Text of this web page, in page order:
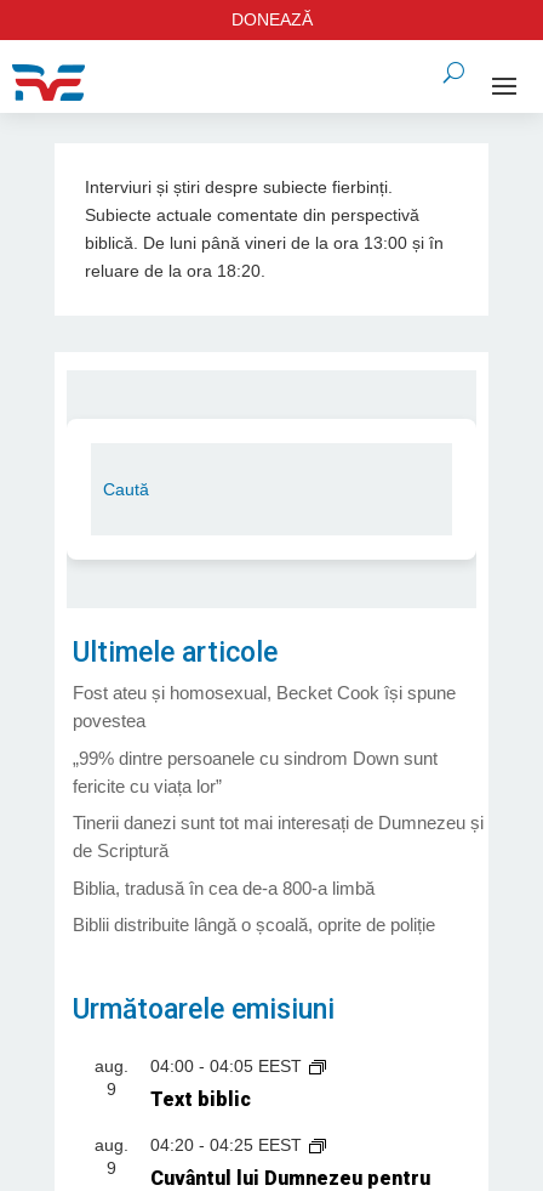
DONEAZĂ
Interviuri și știri despre subiecte fierbinți.
Subiecte actuale comentate din perspectivă
biblică. De luni până vineri de la ora 13:00 și în
reluare de la ora 18:20.
Ultimele articole
Fost ateu și homosexual, Becket Cook își spune
povestea
„99% dintre persoanele cu sindrom Down sunt
fericite cu viața lor”
Tinerii danezi sunt tot mai interesați de Dumnezeu și
de Scriptură
Biblia, tradusă în cea de-a 800-a limbă
Biblii distribuite lângă o școală, oprite de poliție
Următoarele emisiuni
aug.
9
04:00- 04:05 EEST
Text biblic
aug.
9
04:20- 04:25 EEST
Cuvântul lui Dumnezeu pentru